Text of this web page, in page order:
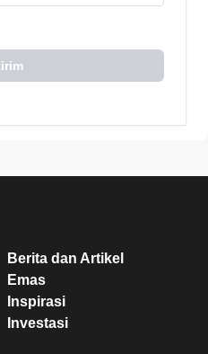
Berita dan Artikel
Emas
Inspirasi
Investasi